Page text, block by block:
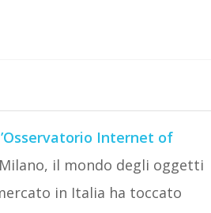
Internet of
il mondo degli oggetti
in Italia ha toccato